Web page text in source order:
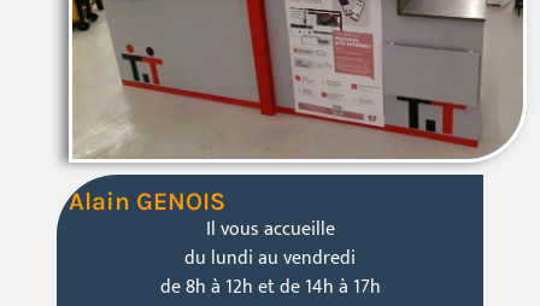
Alain GENOIS
Il vous accueille
du lundi au vendredi
de 8h à 12h et de 14h à 17h